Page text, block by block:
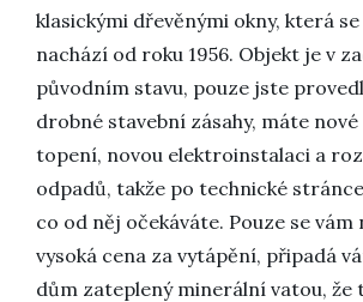
klasickými dřevěnými okny, která
nachází od roku 1956. Objekt je v
původním stavu, pouze jste
drobné stavební zásahy, máte
topení, novou elektroinstalaci a
odpadů, takže po technické
co od něj očekáváte. Pouze se vám
vysoká cena za vytápění, připadá
dům zateplený minerální vatou, že